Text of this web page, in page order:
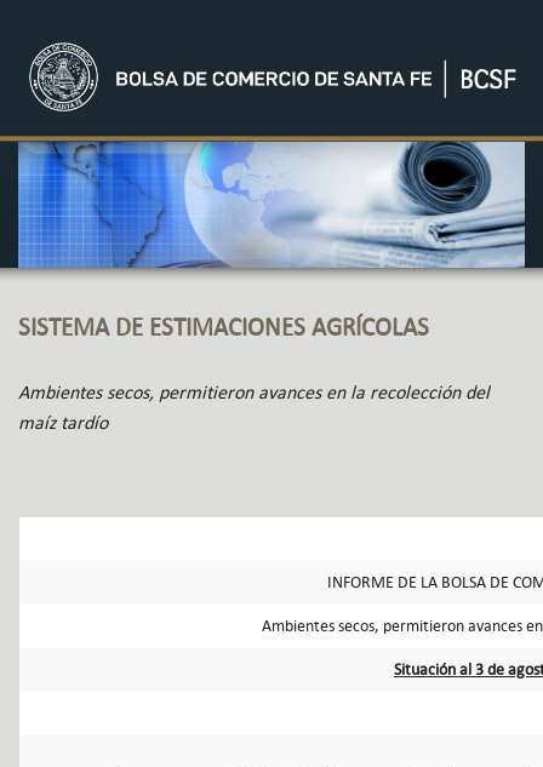
SISTEMA DE ESTIMACIONES AGRÍCOLAS
Ambientes secos, permitieron avances en la recolección del
maíz tardío
INFORME DE LA BOLSA DE
Ambientes secos, permitieron avances
Situación al 3 de